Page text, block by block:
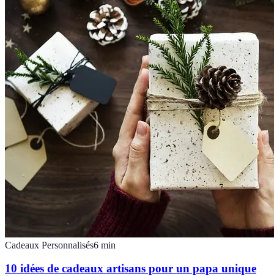
Cadeaux Personnalisés6 min
10 idées de cadeaux artisans pour un papa unique